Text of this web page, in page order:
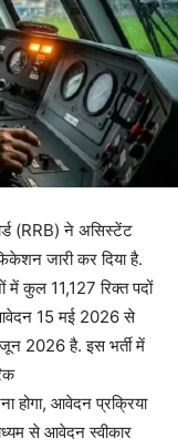
(RRB) ने असिस्टेंट
जारी कर दिया है.
कुल 11,127 रिक्त पदों
आवेदन 15 मई 2026 से
2026 है. इस भर्ती में
आवेदन प्रक्रिया
से आवेदन स्वीकार